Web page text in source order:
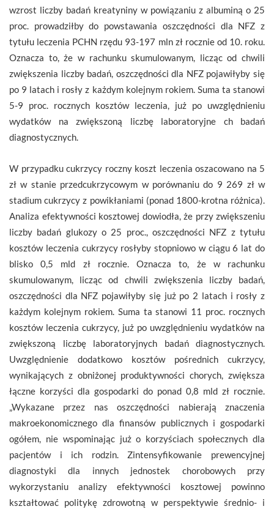
wzrost liczby badań kreatyniny w powiązaniu z albuminą o 25
proc. prowadziłby do powstawania oszczędności dla NFZ z
tytułu leczenia PCHN rzędu 93-197 mln zł rocznie od 10. roku.
Oznacza to, że w rachunku skumulowanym, licząc od chwili
zwiększenia liczby badań, oszczędności dla NFZ pojawiłyby się
po 9 latach i rosły z każdym kolejnym rokiem. Suma ta stanowi
5-9 proc. rocznych kosztów leczenia, już po uwzględnieniu
wydatków na zwiększoną liczbę laboratoryjne ch badań
diagnostycznych.
W przypadku cukrzycy roczny koszt leczenia oszacowano na 5
zł w stanie przedcukrzycowym w porównaniu do 9 269 zł w
stadium cukrzycy z powikłaniami (ponad 1800-krotna różnica).
Analiza efektywności kosztowej dowiodła, że przy zwiększeniu
liczby badań glukozy o 25 proc., oszczędności NFZ z tytułu
kosztów leczenia cukrzycy rosłyby stopniowo w ciągu 6 lat do
blisko 0,5 mld zł rocznie. Oznacza to, że w rachunku
skumulowanym, licząc od chwili zwiększenia liczby badań,
oszczędności dla NFZ pojawiłyby się już po 2 latach i rosły z
każdym kolejnym rokiem. Suma ta stanowi 11 proc. rocznych
kosztów leczenia cukrzycy, już po uwzględnieniu wydatków na
zwiększoną liczbę laboratoryjnych badań diagnostycznych.
Uwzględnienie dodatkowo kosztów pośrednich cukrzycy,
wynikających z obniżonej produktywności chorych, zwiększa
łączne korzyści dla gospodarki do ponad 0,8 mld zł rocznie.
„Wykazane przez nas oszczędności nabierają znaczenia
makroekonomicznego dla finansów publicznych i gospodarki
ogółem, nie wspominając już o korzyściach społecznych dla
pacjentów i ich rodzin. Zintensyfikowanie prewencyjnej
diagnostyki dla innych jednostek chorobowych przy
wykorzystaniu analizy efektywności kosztowej powinno
kształtować politykę zdrowotną w perspektywie średnio- i